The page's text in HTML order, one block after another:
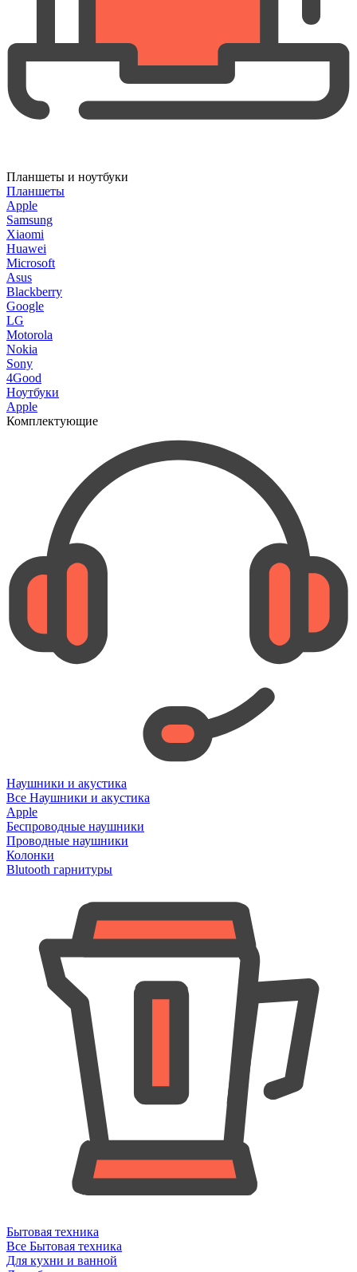
Планшеты и ноутбуки
Планшеты
Apple
Samsung
Xiaomi
Huawei
Microsoft
Asus
Blackberry
Google
LG
Motorola
Nokia
Sony
4Good
Ноутбуки
Apple
Комплектующие
Наушники и акустика
Все Наушники и акустика
Apple
Беспроводные наушники
Проводные наушники
Колонки
Blutooth гарнитуры
Бытовая техника
Все Бытовая техника
Для кухни и ванной